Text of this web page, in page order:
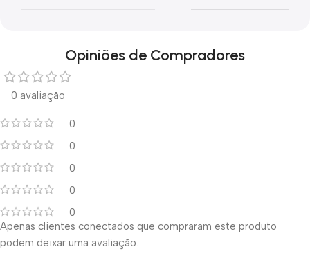
Opiniões de Compradores
0 avaliação
0
0
0
0
0
Apenas clientes conectados que compraram este produto
podem deixar uma avaliação.